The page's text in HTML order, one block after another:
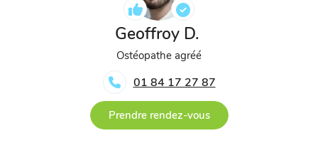
Geoffroy D.
Ostéopathe agréé
01 84 17 27 87
Prendre rendez-vous